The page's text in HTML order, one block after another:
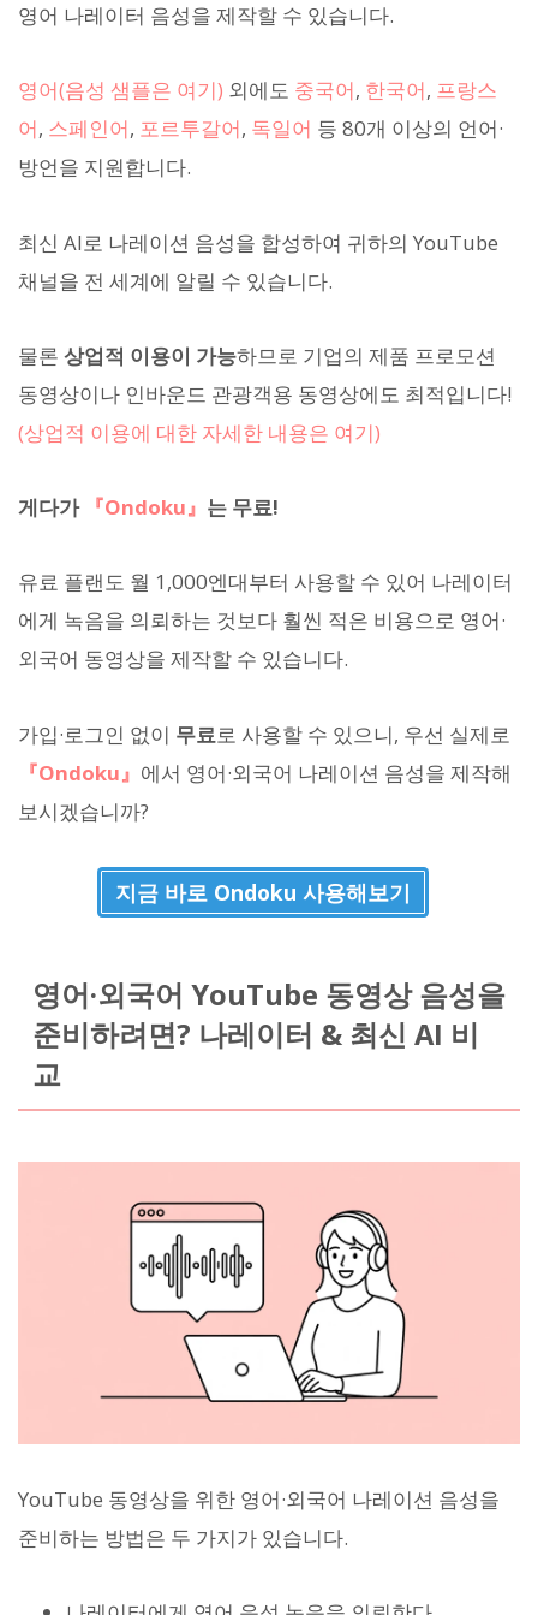
영어 나레이터 음성을 제작할 수 있습니다.
영어(음성 샘플은 여기) 외에도 중국어, 한국어, 프랑스
어, 스페인어, 포르투갈어, 독일어 등 80개 이상의 언어·
방언을 지원합니다.
최신 AI로 나레이션 음성을 합성하여 귀하의 YouTube
채널을 전 세계에 알릴 수 있습니다.
물론 상업적 이용이 가능하므로 기업의 제품 프로모션
동영상이나 인바운드 관광객용 동영상에도 최적입니다!
(상업적 이용에 대한 자세한 내용은 여기)
게다가 『Ondoku』 는 무료!
유료 플랜도 월 1,000엔대부터 사용할 수 있어 나레이터
에게 녹음을 의뢰하는 것보다 훨씬 적은 비용으로 영어·
외국어 동영상을 제작할 수 있습니다.
가입·로그인 없이 무료 로 사용할 수 있으니, 우선 실제로
『Ondoku』 에서 영어·외국어 나레이션 음성을 제작해
보시겠습니까?
지금 바로 Ondoku 사용해보기
영어·외국어 YouTube 동영상 음성을
준비하려면? 나레이터 & 최신 AI 비
교
YouTube 동영상을 위한 영어·외국어 나레이션 음성을
준비하는 방법은 두 가지가 있습니다.